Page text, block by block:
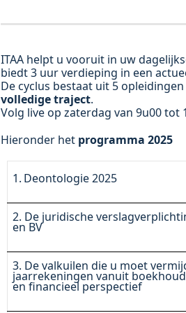
ITAA helpt u vooruit in uw
biedt 3 uur verdieping in een
De cyclus bestaat uit 5
volledige traject.
Volg live op zaterdag van 9u00
Hieronder het programma 2025
1. Deontologie 2025
2. De juridische
en BV
3. De valkuilen die u moet
jaarrekeningen vanuit
en financieel perspectief